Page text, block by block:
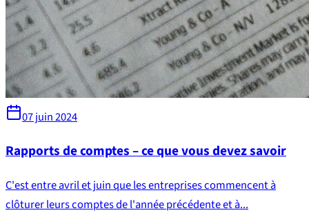
07 juin 2024
Rapports de comptes – ce que vous devez savoir
C'est entre avril et juin que les entreprises commencent à
clôturer leurs comptes de l'année précédente et à...